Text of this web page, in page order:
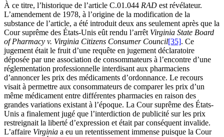
À ce titre, l’historique de l’article C.01.044 RAD est révélateur.
L’amendement de 1978, à l’origine de la modification de la
substance de l’article, a été introduit deux ans seulement après que la
Cour suprême des États-Unis eût rendu l’arrêt Virginia State Board
of Pharmacy v. Virginia Citizens Consumer Council[35]. Ce
jugement était le fruit d’une requête en jugement déclaratoire
déposée par une association de consommateurs à l’encontre d’une
réglementation professionnelle interdisant aux pharmaciens
d’annoncer les prix des médicaments d’ordonnance. Le recours
visait à permettre aux consommateurs de comparer les prix d’un
même médicament entre différentes pharmacies en raison des
grandes variations existant à l’époque. La Cour suprême des États-
Unis a finalement jugé que l’interdiction de publicité sur les prix
restreignait la liberté d’expression et était par conséquent invalide.
L’affaire Virginia a eu un retentissement immense puisque la Cour